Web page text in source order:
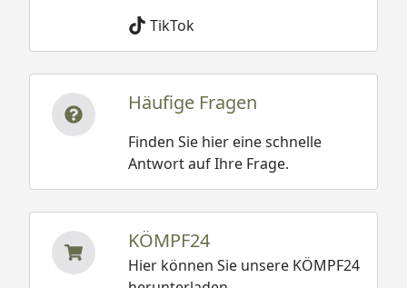
TikTok
Häufige Fragen
Finden Sie hier eine schnelle
Antwort auf Ihre Frage.
KÖMPF24
Hier können Sie unsere KÖMPF24